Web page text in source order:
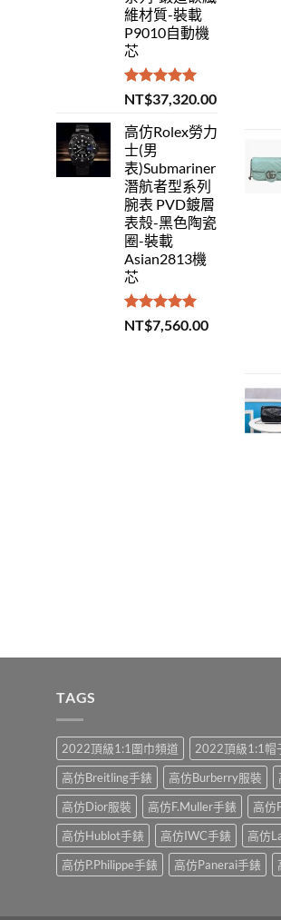
維材質-裝載
P9010自動機
芯
評分5.00
滿分 5
NT$37,320.00
高仿Rolex勞力
士(男
表)Submariner
潛航者型系列
腕表 PVD鍍層
表殼-黑色陶瓷
圈-裝載
Asian2813機
芯
評分 5.00
滿分 5
NT$7,560.00
TAGS
2022頂級1:1圍巾頻道 2022頂級1:1帽
高仿Breitling手錶
高仿Burberry服裝
高仿Dior服裝
高仿F.Muller手錶 高仿
高仿Hublot手錶
高仿IWC手錶 高仿
高仿P.Philippe手錶
高仿Panerai手錶